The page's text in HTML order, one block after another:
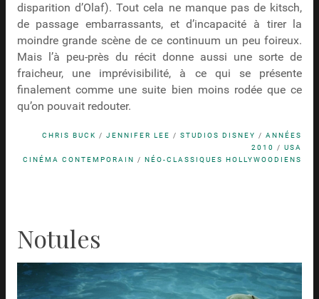
disparition d’Olaf). Tout cela ne manque pas de kitsch,
de passage embarrassants, et d’incapacité à tirer la
moindre grande scène de ce continuum un peu foireux.
Mais l’à peu-près du récit donne aussi une sorte de
fraicheur, une imprévisibilité, à ce qui se présente
finalement comme une suite bien moins rodée que ce
qu’on pouvait redouter.
CHRIS BUCK /JENNIFER LEE /STUDIOS DISNEY /ANNÉES
2010 /USA
CINÉMA CONTEMPORAIN /NÉO-CLASSIQUES HOLLYWOODIENS
Notules